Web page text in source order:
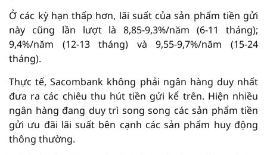
Ở các kỳ hạn thấp hơn, lãi suất của sản phẩm tiền gửi
này cũng lần lượt là 8,85-9,3%/năm (6-11 tháng);
9,4%/năm (12-13 tháng) và 9,55-9,7%/năm (15-24
tháng).
Thực tế, Sacombank không phải ngân hàng duy nhất
đưa ra các chiêu thu hút tiền gửi kể trên. Hiện nhiều
ngân hàng đang duy trì song song các sản phẩm tiền
gửi ưu đãi lãi suất bên cạnh các sản phẩm huy động
thông thường.